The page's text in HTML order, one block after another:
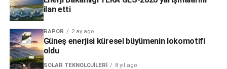
ilan etti
RAPOR 2 ay ago
Güneş enerjisi küresel büyümenin lokomotifi
oldu
SOLAR TEKNOLOJILERI 8 yıl ago